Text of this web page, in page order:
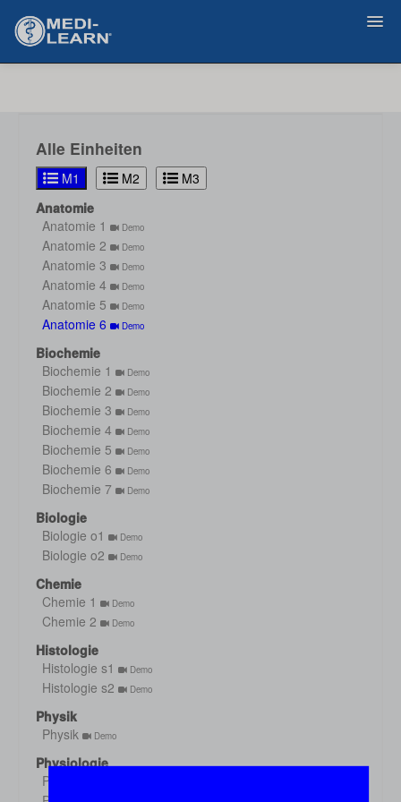
Alle Einheiten
M1 M2
M3
Anatomie
Anatomie 1
Demo
Anatomie 2 Demo
Anatomie 3 Demo
Anatomie 4 Demo
Anatomie 5 Demo
Anatomie 6 Demo
Biochemie
Biochemie 1
Demo
Biochemie 2 Demo
Biochemie 3 Demo
Biochemie 4 Demo
Biochemie 5 Demo
Biochemie 6 Demo
Biochemie 7 Demo
Biologie
Biologie o1
Demo
Biologie o2 Demo
Chemie
Chemie 1
Demo
Chemie 2 Demo
Histologie
Histologie s1
Demo
Histologie s2 Demo
Physik
Physik
Demo
Physiologie
Physiologie 1